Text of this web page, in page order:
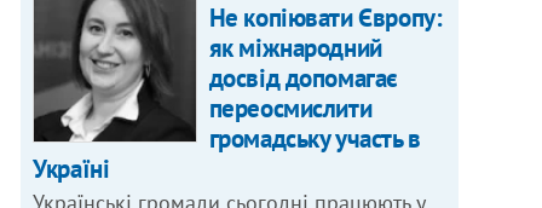
Не копіювати Європу:
як міжнародний
досвід допомагає
переосмислити
громадську участь в
Україні